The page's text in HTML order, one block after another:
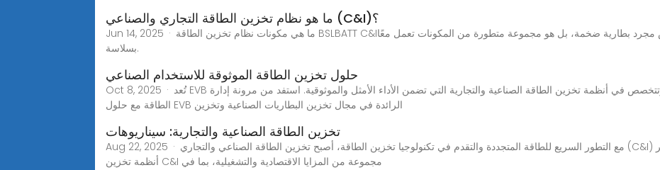
ما هو نظام تخزين الطاقة التجاري والصناعي (C&I)؟
Jun 14, 2025 · ما هي مكونات نظام تخزين الطاقة BSLBATT C&I؟ أي نظام تخزين طاقة صناعي وصناعي ليس مجرد بطارية ضخمة، بل هو مجموعة متطورة من المكونات تعمل معًا
بسلاسة.
حلول تخزين الطاقة الموثوقة للاستخدام الصناعي
Oct 8, 2025 · تُعد EVB من أبرز شركات تخزين الطاقة التجارية، وتتخصص في أنظمة تخزين الطاقة الصناعية والتجارية التي تضمن الأداء الأمثل والموثوقية. استفد من مرونة إدارة
الطاقة مع حلول EVB الرائدة في مجال تخزين البطاريات الصناعية وتخزين
تخزين الطاقة الصناعية والتجارية: سيناريوهات
Aug 22, 2025 · مع التطور السريع للطاقة المتجددة والتقدم في تكنولوجيا تخزين الطاقة، أصبح تخزين الطاقة الصناعي والتجاري (C&I) عنصرًا أساسيًا في إدارة الطاقة الحديثة. توفر
أنظمة تخزين C&I مجموعة من المزايا الاقتصادية والتشغيلية، بما في